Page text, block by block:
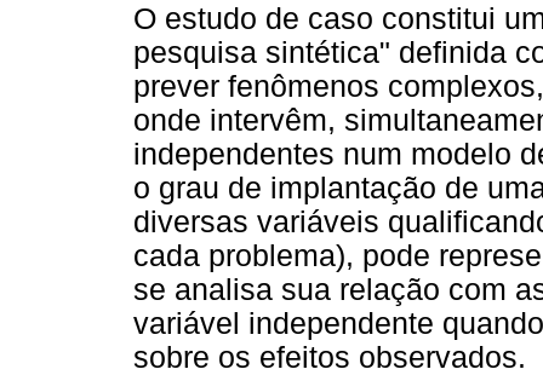
O estudo de caso constitui
pesquisa sintética" definida
prever fenômenos
onde intervêm,
independentes num modelo
o grau de implantação de
diversas variáveis
cada problema), pode
se analisa sua relação com
variável independente
sobre os efeitos observados.